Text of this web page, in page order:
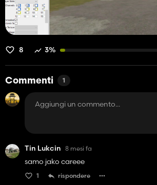
8 3%
Commenti 1
Tin Lukcin 8 mesi fa
samo jako careee
1 rispondere